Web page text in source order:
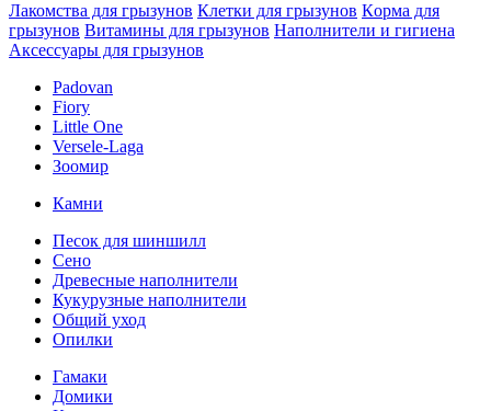
Лакомства для грызунов Клетки для грызунов Кoрма для
грызунов Витамины для грызунов Наполнители и гигиена
Аксессуары для грызунов
Padovan
Fiory
Little One
Versele-Laga
Зоомир
Камни
Песок для шиншилл
Сено
Древесные наполнители
Кукурузные наполнители
Общий уход
Опилки
Гамаки
Домики